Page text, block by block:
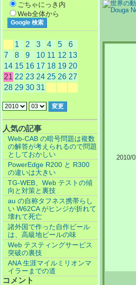
2010/
ごちゃにっき内
Web全体から
1 2 3 4 5
6
7
8 9 10 11 12 13
14 15 16 17 18 19 20
21 22 23 24 25 26 27
28 29 30 31
人気の記事
Web-CAB の暗号問題は複数
の解答が考えられるので問題
としておかしい
PowerEdge R200 と R300
の違いは大きい
TG-WEB、Web テストの傾
向と対策と裏技
au の自称タフネス携帯らし
い W62CA がヒンジが折れて
壊れて死亡
諸外国で作った自作ビール
は、高級地ビールの味
Web テスティングサービス
突破の裏技
ANA 生涯マイルミリオンマ
イラーまでの道
コメント